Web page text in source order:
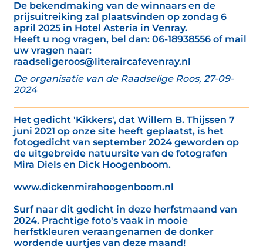
De bekendmaking van de winnaars en de
prijsuitreiking zal plaatsvinden op zondag 6
april 2025 in Hotel Asteria in Venray.
Heeft u nog vragen, bel dan: 06-18938556 of mail
uw vragen naar:
raadseligeroos@literaircafevenray.nl
De organisatie van de Raadselige Roos, 27-09-
2024
Het gedicht 'Kikkers', dat Willem B. Thijssen 7
juni 2021 op onze site heeft geplaatst, is het
fotogedicht van september 2024 geworden op
de uitgebreide natuursite van de fotografen
Mira Diels en Dick Hoogenboom.
www.dickenmirahoogenboom.nl
Surf naar dit gedicht in deze herfstmaand van
2024. Prachtige foto's vaak in mooie
herfstkleuren veraangenamen de donker
wordende uurtjes van deze maand!